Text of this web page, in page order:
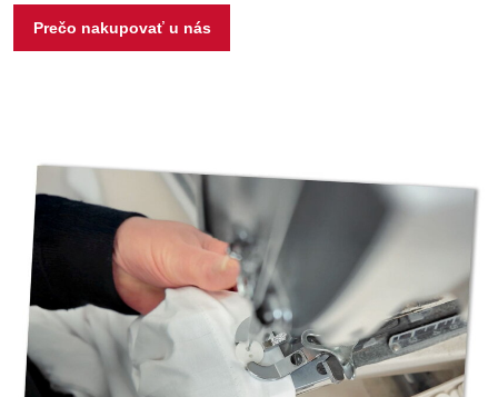
Prečo nakupovať u nás